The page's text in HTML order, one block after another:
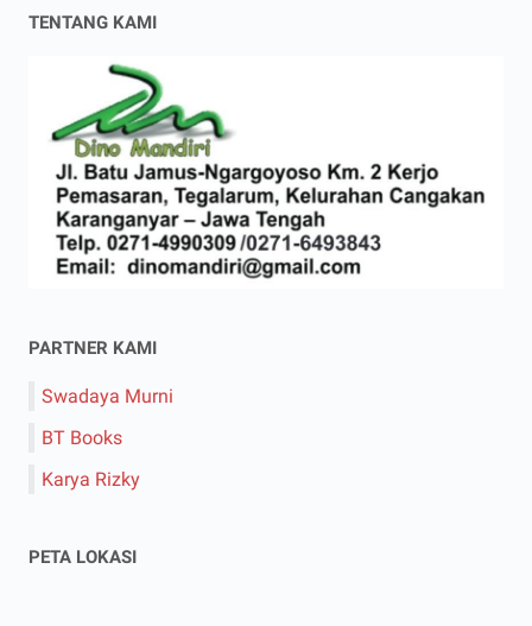
TENTANG KAMI
PARTNER KAMI
Swadaya Murni
BT Books
Karya Rizky
PETA LOKASI